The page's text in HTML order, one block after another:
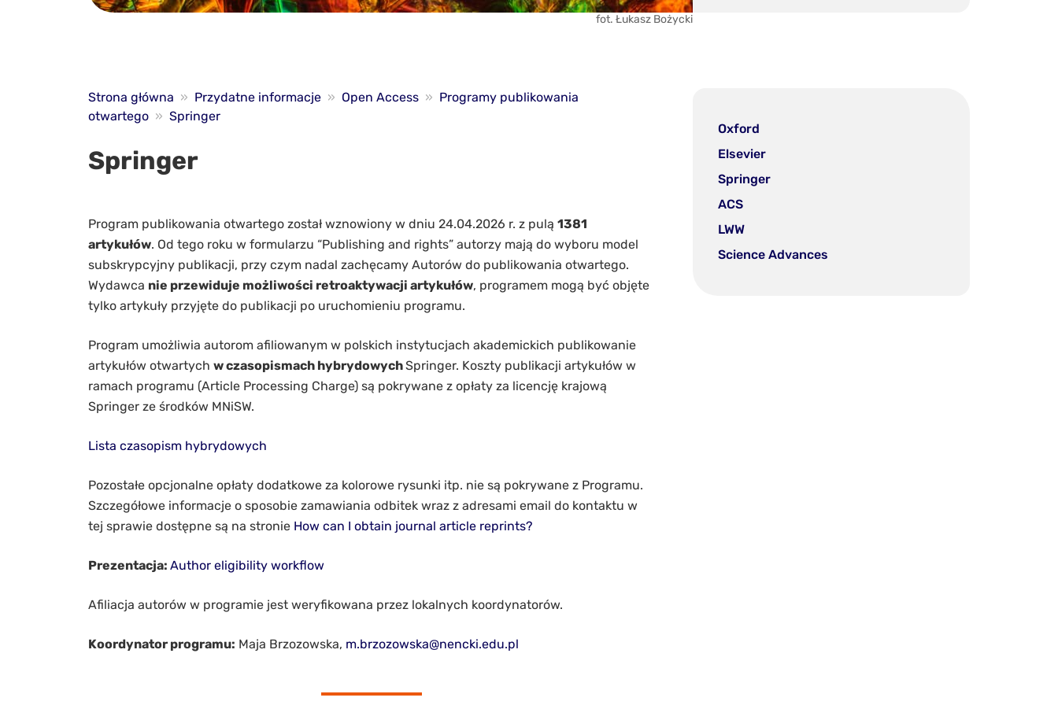
fot. Łukasz Bożycki
Strona główna » Przydatne informacje » Open Access » Programy publikowania
otwartego » Springer
Springer
Program publikowania otwartego został wznowiony w dniu 24.04.2026 r. z pulą 1381
artykułów. Od tego roku w formularzu “Publishing and rights” autorzy mają do wyboru model
subskrypcyjny publikacji, przy czym nadal zachęcamy Autorów do publikowania otwartego.
Wydawca nie przewiduje możliwości retroaktywacji artykułów, programem mogą być objęte
tylko artykuły przyjęte do publikacji po uruchomieniu programu.
Program umożliwia autorom afiliowanym w polskich instytucjach akademickich publikowanie
artykułów otwartych w czasopismach hybrydowychSpringer. Koszty publikacji artykułów w
ramach programu (Article Processing Charge) są pokrywane z opłaty za licencję krajową
Springer ze środków MNiSW.
Lista czasopism hybrydowych
Pozostałe opcjonalne opłaty dodatkowe za kolorowe rysunki itp. nie są pokrywane z Programu.
Szczegółowe informacje o sposobie zamawiania odbitek wraz z adresami email do kontaktu w
tej sprawie dostępne są na stronie How can I obtain journal article reprints?
Prezentacja: Author eligibility workflow
Afiliacja autorów w programie jest weryfikowana przez lokalnych koordynatorów.
Koordynator programu: Maja Brzozowska, m.brzozowska@nencki.edu.pl
Oxford
Elsevier
Springer
ACS
LWW
Science Advances